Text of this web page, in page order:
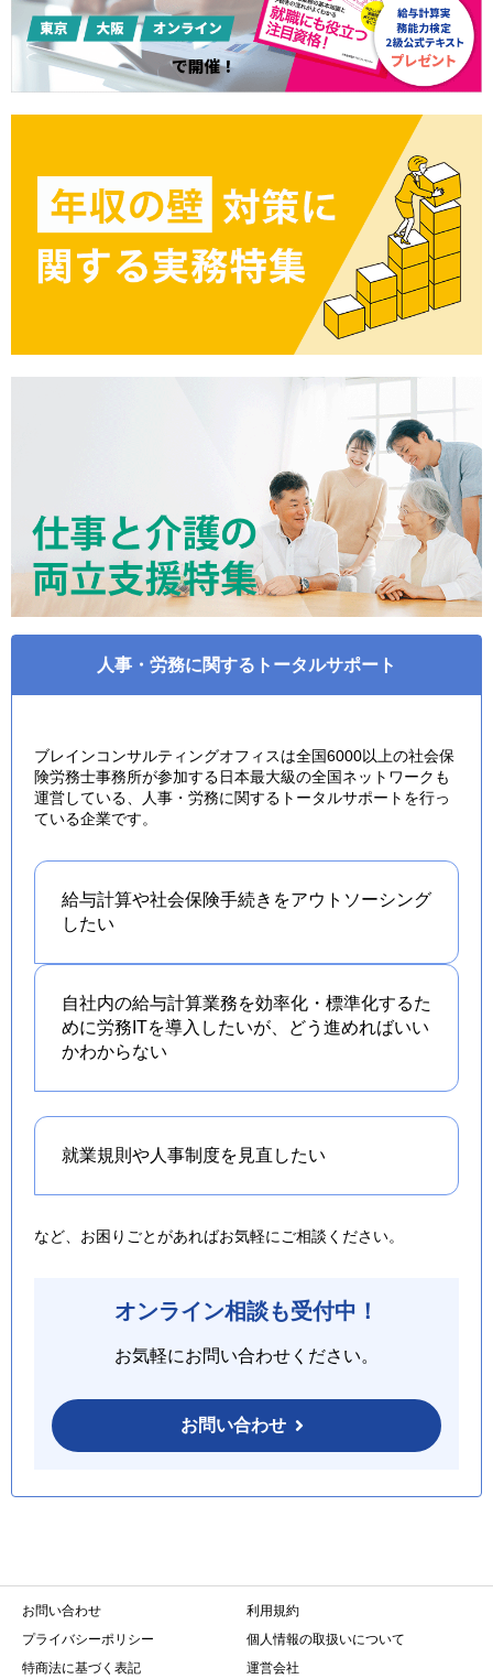
人事・労務に関するトータルサポート
ブレインコンサルティングオフィスは全国6000以上の社会保
険労務士事務所が参加する日本最大級の全国ネットワークも
運営している、人事・労務に関するトータルサポートを行っ
ている企業です。
給与計算や社会保険手続きをアウトソーシング
したい
自社内の給与計算業務を効率化・標準化するた
めに労務ITを導入したいが、どう進めればいい
かわからない
就業規則や人事制度を 見直したい
など、お困りごとがあればお気軽にご相談ください。
オンライン相談も受付中！
お気軽にお問い合わせください。
お問い合わせ
お問い合わせ
利用規約
プライバシーポリシー
個人情報の取扱いについて
特商法に基づく表記
運営会社